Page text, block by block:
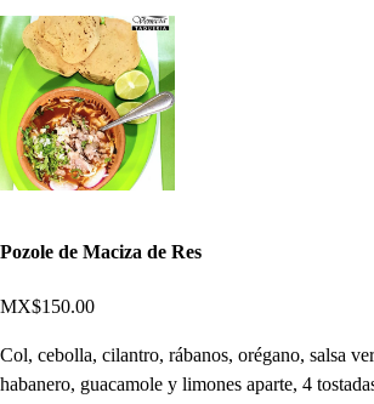
Pozole de Maciza de Res
MX$150.00
Col, cebolla, cilantro, rábanos, orégano, salsa
habanero, guacamole y limones aparte, 4